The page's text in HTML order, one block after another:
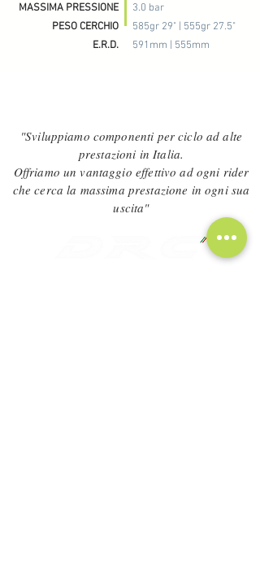
MASSIMA PRESSIONE
PESO CERCHIO
E.R.D.
3.0 bar
585gr 29" | 555gr 27.5"
591mm | 555mm
"Sviluppiamo componenti per ciclo ad alte
prestazioni in Italia.
Offriamo un vantaggio effettivo ad ogni rider
che cerca la massima prestazione in ogni sua
uscita"